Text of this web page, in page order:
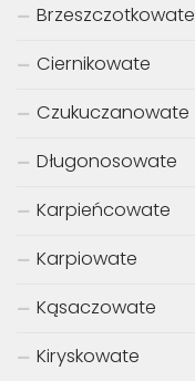
Brzeszczotkowate
Ciernikowate
Czukuczanowate
Długonosowate
Karpieńcowate
Karpiowate
Kąsaczowate
Kiryskowate